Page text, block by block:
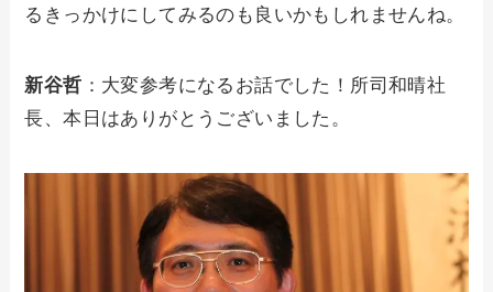
るきっかけにしてみるのも良いかもしれませんね。
新谷哲 ：大変参考になるお話でした！所司和晴社
長、本日はありがとうございました。